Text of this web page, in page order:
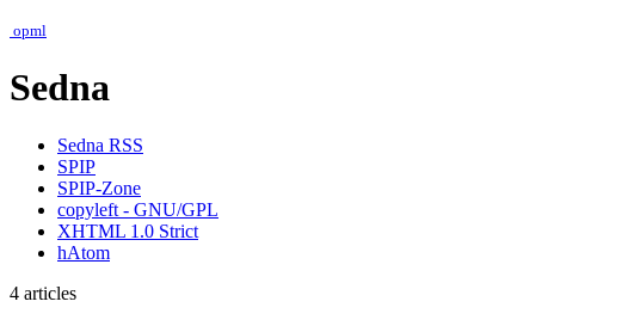
opml
Sedna
Sedna RSS
SPIP
SPIP-Zone
copyleft - GNU/GPL
XHTML 1.0 Strict
hAtom
4 articles